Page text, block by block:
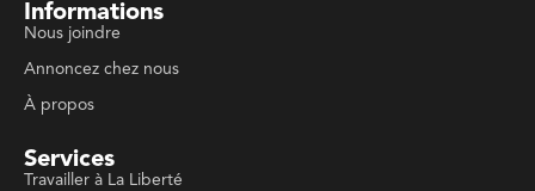
Informations
Nous joindre
Annoncez chez nous
À propos
Services
Travailler à La Liberté